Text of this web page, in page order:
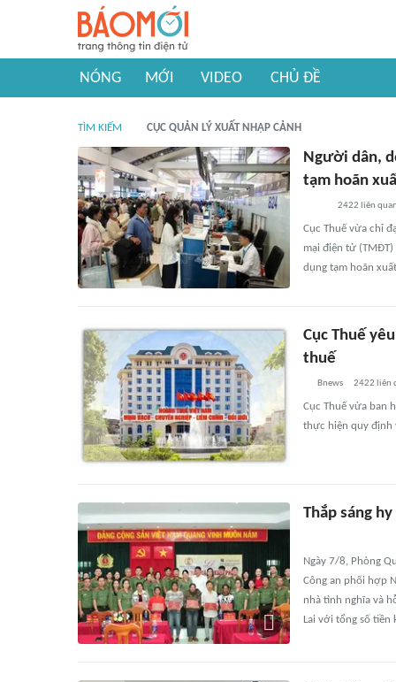
NÓNG MỚI VIDEO CHỦ ĐỀ
TÌM KIẾM CỤC QUẢN LÝ XUẤT NHẬP CẢNH
Người dân,
tạm hoãn
2422 liên
Cục Thuế vừa chỉ
mại điện tử
dụng tạm hoãn
Cục Thuế
thuế
Bnews 2422 liên
Cục Thuế vừa ban
thực hiện quy định
Thắp sáng
Ngày 7/8, Phòng
Công an phối hợp
nhà tình nghĩa và
Lai với tổng số tiền